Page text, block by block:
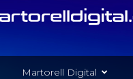
Martorell Digital